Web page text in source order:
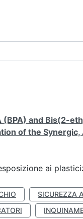
and Bis(2-
of the
ai
SICUREZZA